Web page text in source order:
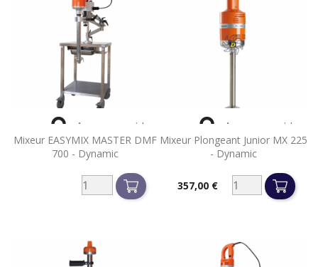
Mixeur EASYMIX MASTER DMF
700 - Dynamic
 Aperçu rapide
Mixeur Plongeant Junior MX 225
- Dynamic
Prix357,00 €
 Aperçu rapide